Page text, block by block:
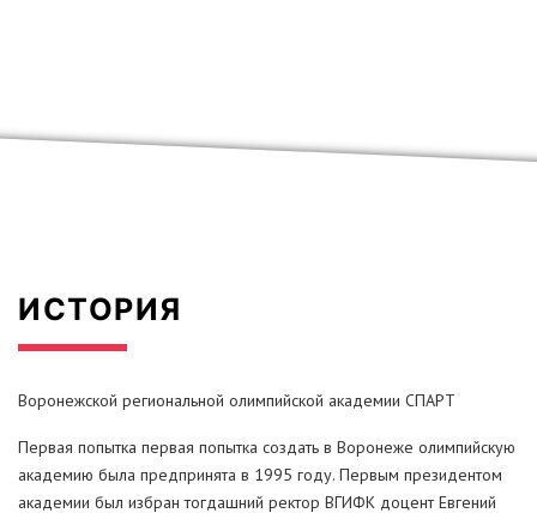
ИСТОРИЯ
Воронежской региональной олимпийской академии СПАРТ
Первая попытка первая попытка создать в Воронеже олимпийскую
академию была предпринята в 1995 году. Первым президентом
академии был избран тогдашний ректор ВГИФК доцент Евгений